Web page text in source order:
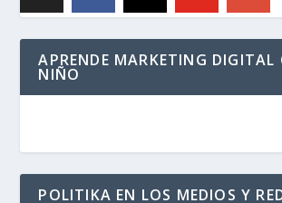
APRENDE MARKETING DIGITAL
NIÑO
POLITIKA EN LOS MEDIOS Y